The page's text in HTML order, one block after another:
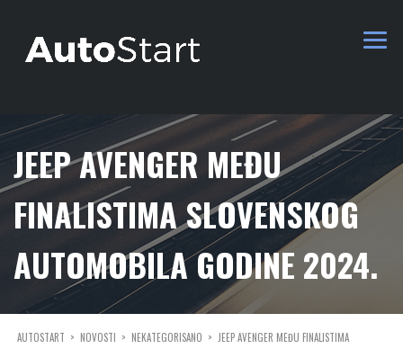
JEEP AVENGER MEĐU
FINALISTIMA SLOVENSKOG
AUTOMOBILA GODINE 2024.
AUTOSTART > NOVOSTI > NEKATEGORISANO > JEEP AVENGER MEĐU FINALISTIMA